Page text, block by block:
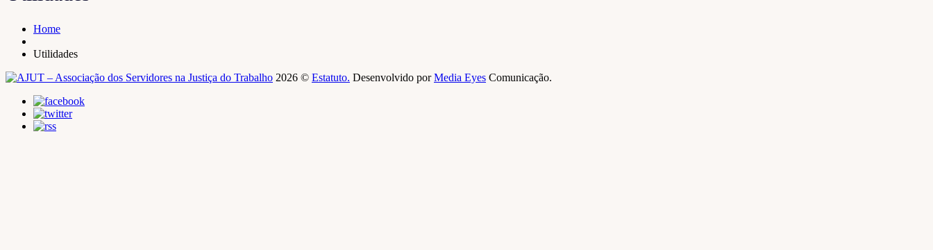
Home
Utilidades
2026 © Estatuto. Desenvolvido porMedia Eyes Comunicação.